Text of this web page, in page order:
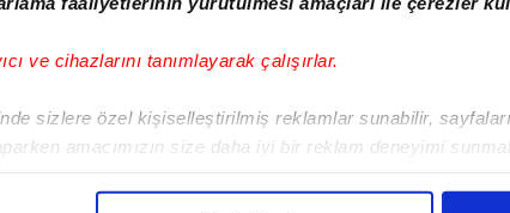
ve cihazlarını tanımlayarak çalışırlar.
sizlere özel kişiselleştirilmiş reklamlar sunabilir,
amacımızın size daha iyi bir reklam deneyimi